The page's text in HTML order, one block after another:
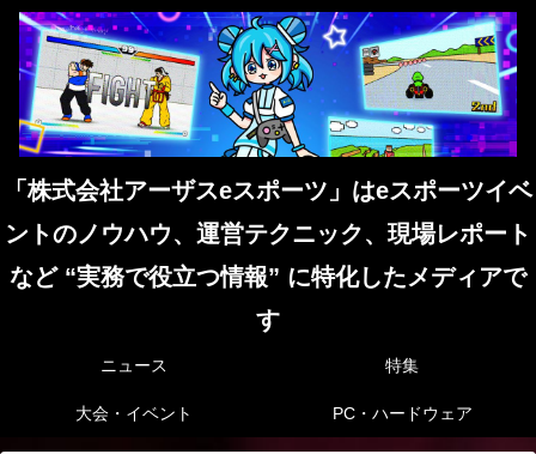
「株式会社アーザスeスポーツ」はeスポーツイベ
ントのノウハウ、運営テクニック、現場レポート
など “実務で役立つ情報” に特化したメディアで
す
ニュース 特集
大会・イベント PC・ハードウェア